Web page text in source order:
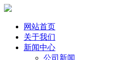
网站首页
关于我们
新闻中心
公司新闻